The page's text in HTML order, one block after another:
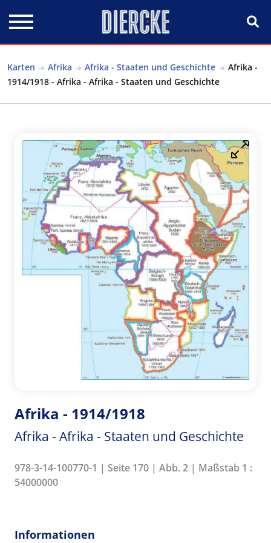
Karten Afrika Afrika - Staaten und Geschichte
Afrika -
1914/1918 - Afrika - Afrika - Staaten und Geschichte
Afrika - 1914/1918
Afrika - Afrika - Staaten und Geschichte
978-3-14-100770-1 | Seite 170 | Abb. 2 | Maßstab 1 :
54000000
Informationen